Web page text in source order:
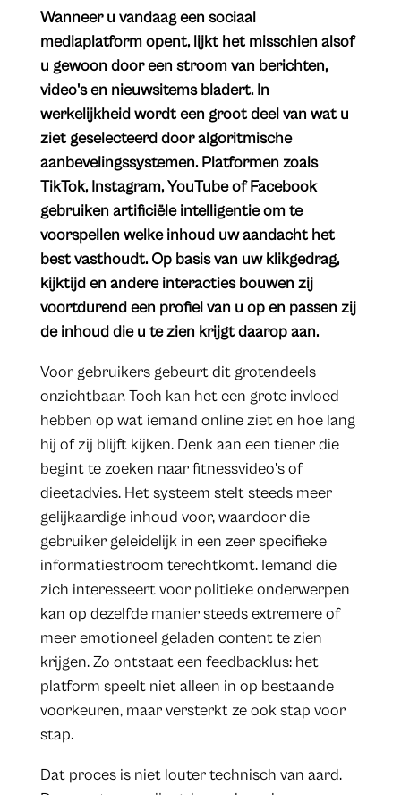
Wanneer u vandaag een sociaal
mediaplatform opent, lijkt het misschien alsof
u gewoon door een stroom van berichten,
video's en nieuwsitems bladert. In
werkelijkheid wordt een groot deel van wat u
ziet geselecteerd door algoritmische
aanbevelingssystemen. Platformen zoals
TikTok, Instagram, YouTube of Facebook
gebruiken artificiële intelligentie om te
voorspellen welke inhoud uw aandacht het
best vasthoudt. Op basis van uw klikgedrag,
kijktijd en andere interacties bouwen zij
voortdurend een profiel van u op en passen zij
de inhoud die u te zien krijgt daarop aan.
Voor gebruikers gebeurt dit grotendeels
onzichtbaar. Toch kan het een grote invloed
hebben op wat iemand online ziet en hoe lang
hij of zij blijft kijken. Denk aan een tiener die
begint te zoeken naar fitnessvideo's of
dieetadvies. Het systeem stelt steeds meer
gelijkaardige inhoud voor, waardoor die
gebruiker geleidelijk in een zeer specifieke
informatiestroom terechtkomt. Iemand die
zich interesseert voor politieke onderwerpen
kan op dezelfde manier steeds extremere of
meer emotioneel geladen content te zien
krijgen. Zo ontstaat een feedbacklus: het
platform speelt niet alleen in op bestaande
voorkeuren, maar versterkt ze ook stap voor
stap.
Dat proces is niet louter technisch van aard.